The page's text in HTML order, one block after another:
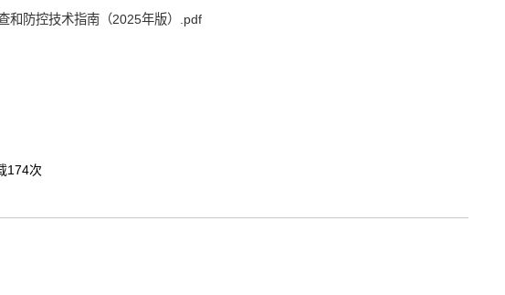
和防控技术指南（2025年版）.pdf
174次